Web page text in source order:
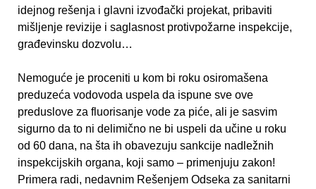
idejnog rešenja i glavni izvođački projekat, pribaviti
mišljenje revizije i saglasnost protivpožarne inspekcije,
građevinsku dozvolu…
Nemoguće je proceniti u kom bi roku osiromašena
preduzeća vodovoda uspela da ispune sve ove
preduslove za fluorisanje vode za piće, ali je sasvim
sigurno da to ni delimično ne bi uspeli da učine u roku
od 60 dana, na šta ih obavezuju sankcije nadležnih
inspekcijskih organa, koji samo – primenjuju zakon!
Primera radi, nedavnim Rešenjem Odseka za sanitarni